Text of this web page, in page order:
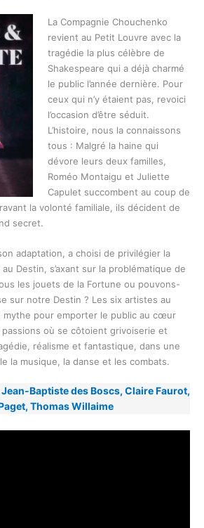
La Compagnie Chouchenko
revient au Petit Louvre avec la
tragédie la plus célèbre de
Shakespeare qui a déjà charmé
le public l’année dernière. Pour
ceux qui n’y étaient pas, revoici
l’occasion d’être séduit.
L’histoire, nous la connaissons
tous : Malgré la haine qui
dévore leurs deux familles,
Roméo Montaigu et Juliette
Capulet succombent au coup de
la volonté familiale, ils décident de
secret.
adaptation, a choisi de privilégier la
Destin, s’axant sur la problématique de
les jouets de la Fortune ou pouvons-
sur notre Destin ? Les six artistes au
mythe pour emporter le public au cœur
passions où se côtoient grivoiserie et
réalisme et fantastique, dans une
la musique, la danse et les combats.
Baptiste des Boscs, Claire Faurot,
Thomas Willaime